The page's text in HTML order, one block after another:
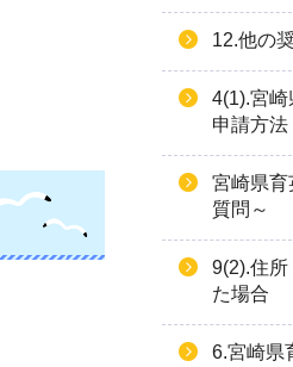
12.他の
4(1).宮
申請方法
宮崎県育
質問～
9(2).住所
た場合
6.宮崎県